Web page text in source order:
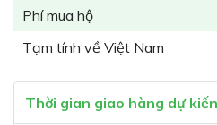
Phí mua hộ
Tạm tính về Việt Nam
Thời gian giao hàng dự kiến